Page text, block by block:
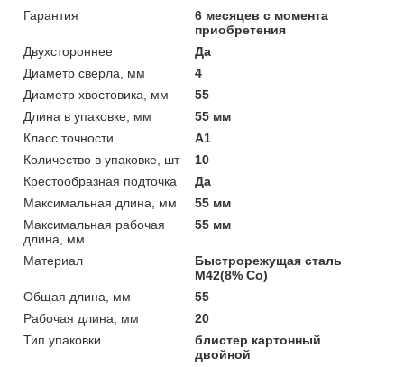
Гарантия
6 месяцев с момента
приобретения
Двухстороннее
Да
Диаметр сверла, мм
4
Диаметр хвостовика, мм
55
Длина в упаковке, мм
55 мм
Класс точности
А1
Количество в упаковке, шт
10
Крестообразная подточка
Да
Максимальная длина, мм
55 мм
Максимальная рабочая
длина, мм
55 мм
Материал
Быстрорежущая сталь
M42(8% Co)
Общая длина, мм
55
Рабочая длина, мм
20
Тип упаковки
блистер картонный
двойной